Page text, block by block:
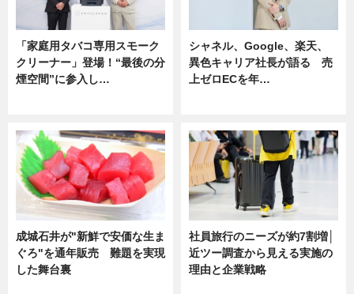
「家庭用タバコ専用スモーク
クリーナー」登場！“最後の分
煙空間”に参入し…
シャネル、Google、楽天、
異色キャリア社長が語る 売
上ゼロECを年…
成城石井が"新鮮で安価な生ま
ぐろ"を通年販売 難題を実現
した舞台裏
社員旅行のニーズが約7割増│
近ツー調査から見える実施の
理由と企業戦略